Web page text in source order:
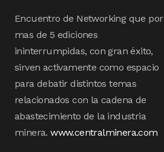
Encuentro de Networking que por
mas de 5 ediciones
ininterrumpidas, con gran éxito,
sirven activamente como espacio
para debatir distintos temas
relacionados con la cadena de
abastecimiento de la industria
minera.www.centralminera.com